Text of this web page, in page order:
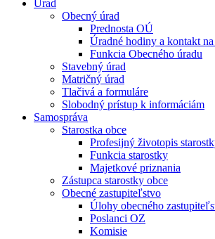
Úrad
Obecný úrad
Prednosta OÚ
Úradné hodiny a kontakt
Funkcia Obecného úradu
Stavebný úrad
Matričný úrad
Tlačivá a formuláre
Slobodný prístup k informáciám
Samospráva
Starostka obce
Profesijný životopis
Funkcia starostky
Majetkové priznania
Zástupca starostky obce
Obecné zastupiteľstvo
Úlohy obecného
Poslanci OZ
Komisie